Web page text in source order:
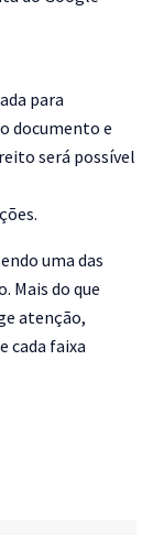
para
documento e
será possível
uma das
Mais do que
atenção,
cada faixa